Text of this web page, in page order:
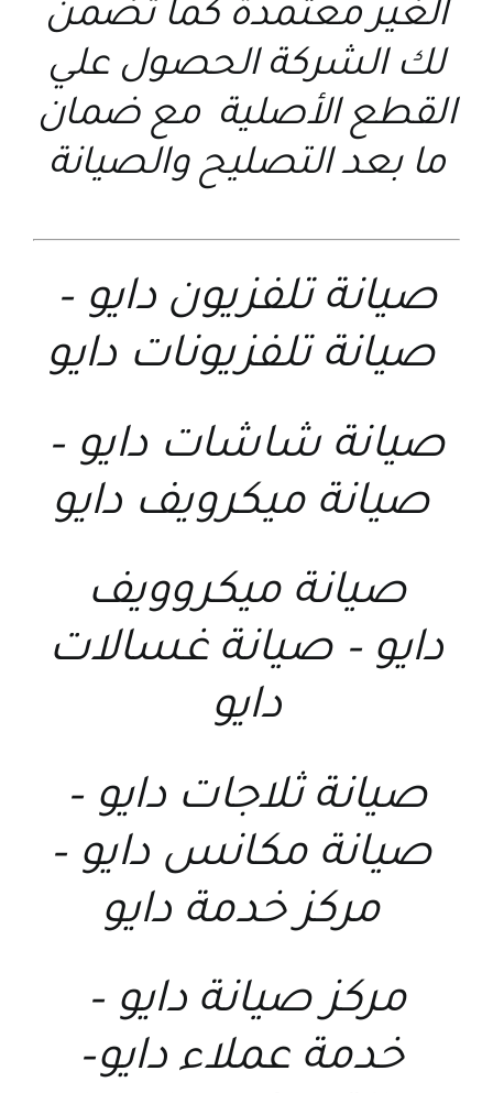
الغير معتمدة كما تضمن
لك الشركة الحصول علي
القطع الأصلية مع ضمان
ما بعد التصليح والصيانة
صيانة تلفزيون دايو –
صيانة تلفزيونات دايو
صيانة شاشات دايو –
صيانة ميكرويف دايو
صيانة ميكروويف
دايو –صيانة غسالات
دايو
صيانة ثلاجات دايو –
صيانة مكانس دايو –
مركز خدمة دايو
مركز صيانة دايو –
خدمة عملاء دايو–